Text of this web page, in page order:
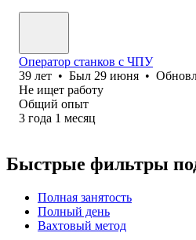
Оператор станков с ЧПУ
39 лет • Был 29 июня •
Не ищет работу
Общий опыт
3 года 1 месяц
Быстрые фильтры
Полная занятость
Полный день
Вахтовый метод